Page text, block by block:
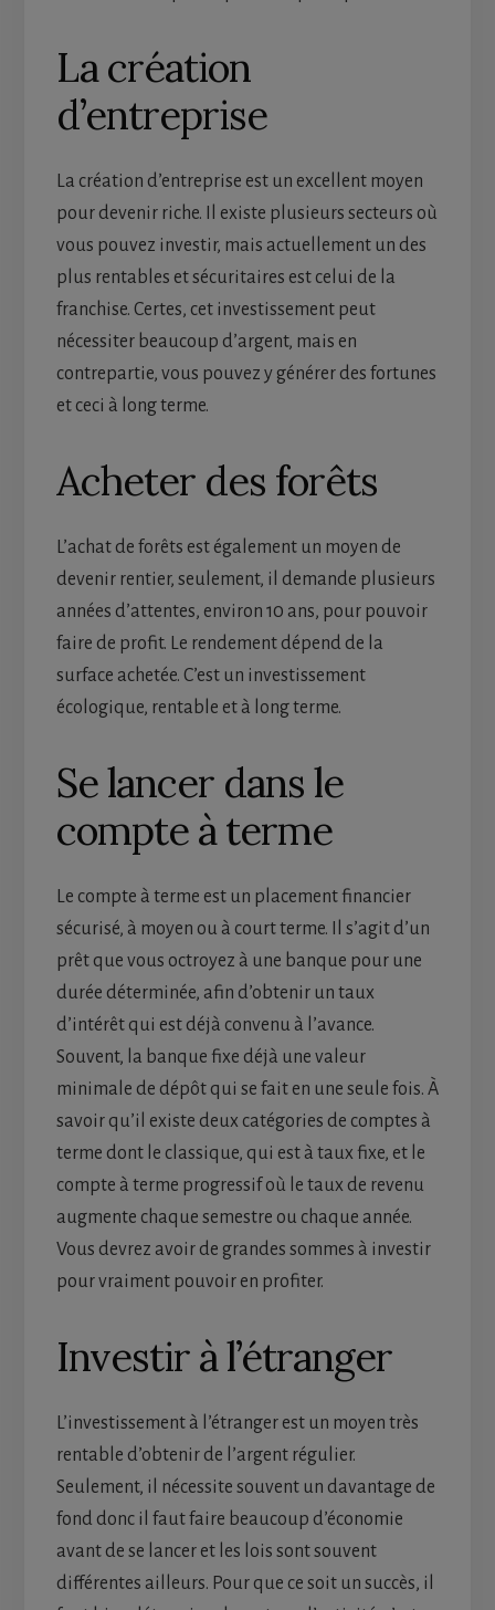
La création
d’entreprise
La création d’entreprise est un excellent moyen
pour devenir riche. Il existe plusieurs secteurs où
vous pouvez investir, mais actuellement un des
plus rentables et sécuritaires est celui de la
franchise. Certes, cet investissement peut
nécessiter beaucoup d’argent, mais en
contrepartie, vous pouvez y générer des fortunes
et ceci à long terme.
Acheter des forêts
L’achat de forêts est également un moyen de
devenir rentier, seulement, il demande plusieurs
années d’attentes, environ 10 ans, pour pouvoir
faire de profit. Le rendement dépend de la
surface achetée. C’est un investissement
écologique, rentable et à long terme.
Se lancer dans le
compte à terme
Le compte à terme est un placement financier
sécurisé, à moyen ou à court terme. Il s’agit d’un
prêt que vous octroyez à une banque pour une
durée déterminée, afin d’obtenir un taux
d’intérêt qui est déjà convenu à l’avance.
Souvent, la banque fixe déjà une valeur
minimale de dépôt qui se fait en une seule fois. À
savoir qu’il existe deux catégories de comptes à
terme dont le classique, qui est à taux fixe, et le
compte à terme progressif où le taux de revenu
augmente chaque semestre ou chaque année.
Vous devrez avoir de grandes sommes à investir
pour vraiment pouvoir en profiter.
Investir à l’étranger
L’investissement à l’étranger est un moyen très
rentable d’obtenir de l’argent régulier.
Seulement, il nécessite souvent un davantage de
fond donc il faut faire beaucoup d’économie
avant de se lancer et les lois sont souvent
différentes ailleurs. Pour que ce soit un succès, il